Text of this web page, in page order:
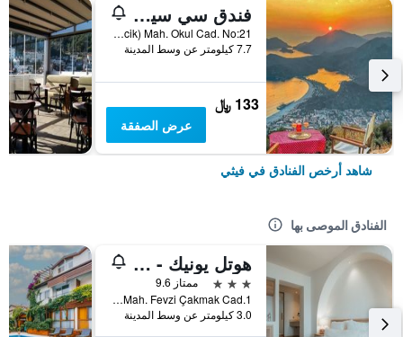
فندق سي سيس بوتيك
Oludeniz (Ovacik) Mah. Okul Cad. No:21, فيثي, تركيا
7.7 كيلومتر عن وسط المدينة
133 ﷼
عرض الصفقة
شاهد أرخص الفنادق في فيثي
الفنادق الموصى بها
هوتل يونيك - بوتيك كلاس - للبالغين فقط
3 نجوم
ممتاز 9.6
1.Karagözler Mah. Fevzi Çakmak Cad., فيثي, تركيا
3.0 كيلومتر عن وسط المدينة